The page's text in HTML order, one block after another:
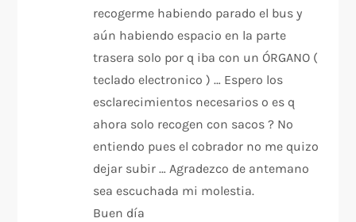
recogerme habiendo parado el bus y
aún habiendo espacio en la parte
trasera solo por q iba con un ÓRGANO (
teclado electronico ) … Espero los
esclarecimientos necesarios o es q
ahora solo recogen con sacos ? No
entiendo pues el cobrador no me quizo
dejar subir … Agradezco de antemano
sea escuchada mi molestia.
Buen día